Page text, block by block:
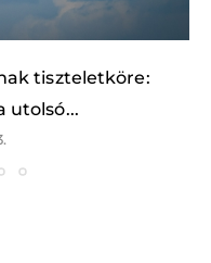
tiszteletköre:
utolsó...